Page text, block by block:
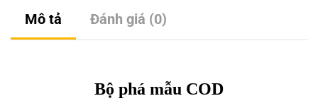
Mô tả Đánh giá (0)
Bộ phá mẫu COD